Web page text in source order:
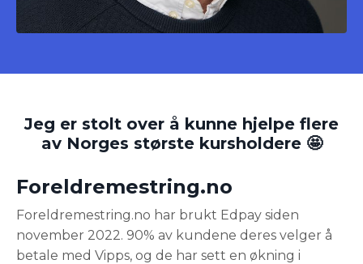
Jeg er stolt over å kunne hjelpe flere
av Norges største kursholdere 🤩
Foreldremestring.no
Foreldremestring.no har brukt Edpay siden
november 2022. 90% av kundene deres velger å
betale med Vipps, og de har sett en økning i